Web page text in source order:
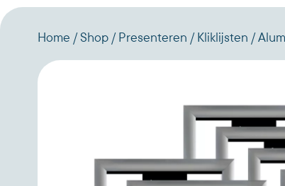
Home Shop Presenteren Kliklijsten